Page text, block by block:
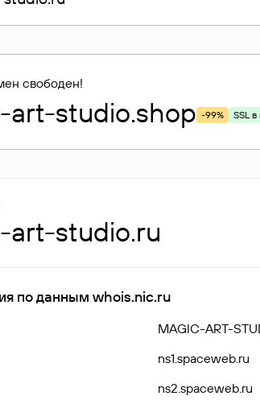
свободен!
art-studio.shop -99% SSL
art-studio.ru
по данным whois.nic.ru
MAGIC-ART-
ns1.spaceweb.ru
ns2.spaceweb.ru